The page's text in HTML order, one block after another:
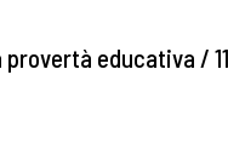
educativa / 11